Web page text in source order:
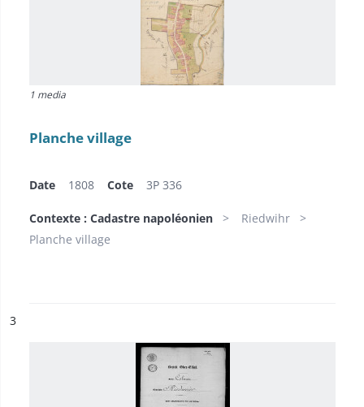
1 media
Planche village
Date 1808 Cote 3P 336
Contexte : Cadastre napoléonien
Riedwihr
Planche village
n°
3